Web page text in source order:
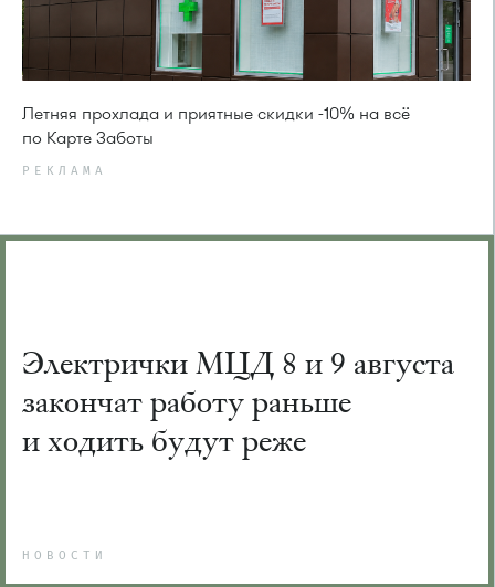
Летняя прохлада и приятные скидки -10% на всё
по Карте Заботы
РЕКЛАМА
Электрички МЦД 8 и 9 августа
закончат работу раньше
и ходить будут реже
НОВОСТИ